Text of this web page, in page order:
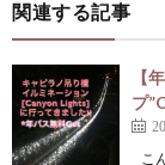
関連する記事
【
プ
こ